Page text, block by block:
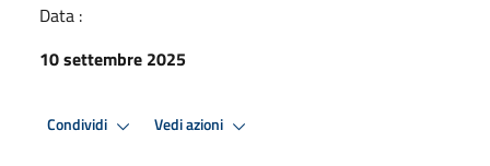
Data :
10 settembre 2025
Condividi Vedi azioni